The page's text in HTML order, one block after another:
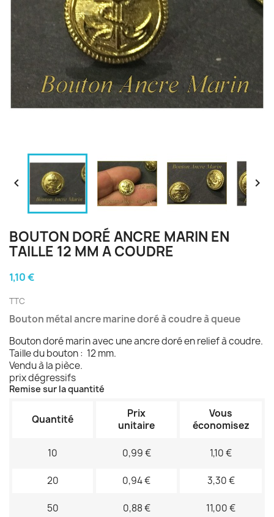
 
BOUTON DORÉ ANCRE MARIN EN
TAILLE 12 MM A COUDRE
1,10 €
TTC
Bouton métal ancre marine doré à coudre à queue
Bouton doré marin avec une ancre doré en relief à coudre.
Taille du bouton : 12 mm.
Vendu à la pièce.
prix dégressifs
Remise sur la quantité
Quantité
Prix
unitaire
Vous
économisez
10 0,99 € 1,10 €
20 0,94 € 3,30 €
50 0,88 € 11,00 €